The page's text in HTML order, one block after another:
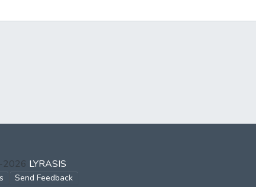
2026 LYRASIS
Send Feedback